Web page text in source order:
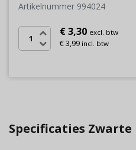
Artikelnummer 994024
€ 3,30 excl. btw
€ 3,99 incl. btw
Specificaties